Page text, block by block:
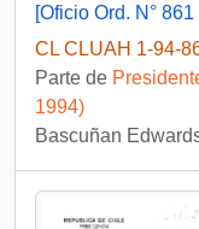
CL CLUAH 1-94-
Parte de
1994)
Bascuñan